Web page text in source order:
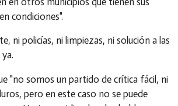
condiciones".
ni policías, ni limpiezas, ni solución a las
"no somos un partido de crítica fácil, ni
pero en este caso no se puede